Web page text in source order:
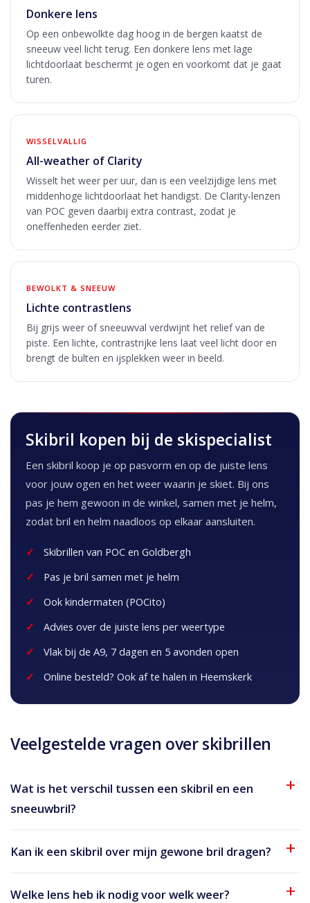
Donkere lens
Op een onbewolkte dag hoog in de bergen kaatst de
sneeuw veel licht terug. Een donkere lens met lage
lichtdoorlaat beschermt je ogen en voorkomt dat je gaat
turen.
WISSELVALLIG
All-weather of Clarity
Wisselt het weer per uur, dan is een veelzijdige lens met
middenhoge lichtdoorlaat het handigst. De Clarity-lenzen
van POC geven daarbij extra contrast, zodat je
oneffenheden eerder ziet.
BEWOLKT & SNEEUW
Lichte contrastlens
Bij grijs weer of sneeuwval verdwijnt het relief van de
piste. Een lichte, contrastrijke lens laat veel licht door en
brengt de bulten en ijsplekken weer in beeld.
Skibril kopen bij de skispecialist
Een skibril koop je op pasvorm en op de juiste lens
voor jouw ogen en het weer waarin je skiet. Bij ons
pas je hem gewoon in de winkel, samen met je helm,
zodat bril en helm naadloos op elkaar aansluiten.
Skibrillen van POC en Goldbergh
Pas je bril samen met je helm
Ook kindermaten (POCito)
Advies over de juiste lens per weertype
Vlak bij de A9, 7 dagen en 5 avonden open
Online besteld? Ook af te halen in Heemskerk
Veelgestelde vragen over skibrillen
Wat is het verschil tussen een skibril en een
sneeuwbril?
Kan ik een skibril over mijn gewone bril dragen?
Welke lens heb ik nodig voor welk weer?